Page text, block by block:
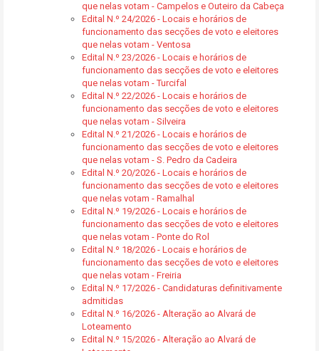
que nelas votam - Campelos e Outeiro da Cabeça
Edital N.º 24/2026 - Locais e horários de
funcionamento das secções de voto e eleitores
que nelas votam - Ventosa
Edital N.º 23/2026 - Locais e horários de
funcionamento das secções de voto e eleitores
que nelas votam - Turcifal
Edital N.º 22/2026 - Locais e horários de
funcionamento das secções de voto e eleitores
que nelas votam - Silveira
Edital N.º 21/2026 - Locais e horários de
funcionamento das secções de voto e eleitores
que nelas votam - S. Pedro da Cadeira
Edital N.º 20/2026 - Locais e horários de
funcionamento das secções de voto e eleitores
que nelas votam - Ramalhal
Edital N.º 19/2026 - Locais e horários de
funcionamento das secções de voto e eleitores
que nelas votam - Ponte do Rol
Edital N.º 18/2026 - Locais e horários de
funcionamento das secções de voto e eleitores
que nelas votam - Freiria
Edital N.º 17/2026 - Candidaturas definitivamente
admitidas
Edital N.º 16/2026 - Alteração ao Alvará de
Loteamento
Edital N.º 15/2026 - Alteração ao Alvará de